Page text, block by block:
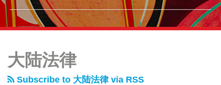
Contact
- 联系
我们
大陆法律
Subscribe to 大陆法律 via RSS
陆